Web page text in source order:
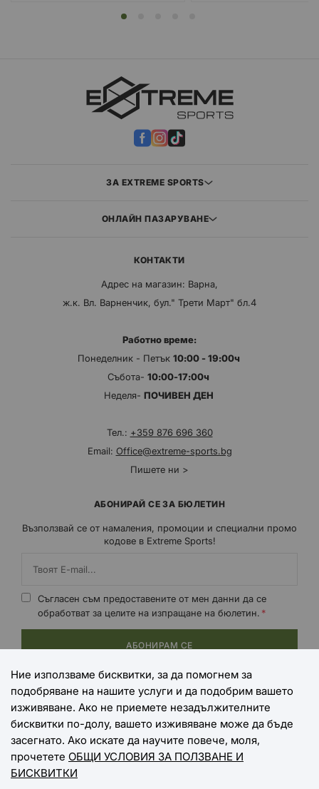
ЗА EXTREME SPORTS
ОНЛАЙН ПАЗАРУВАНЕ
КОНТАКТИ
Адрес на магазин: Варна,
ж.к. Вл. Варненчик, бул." Трети Март" бл.4
Работно време:
Понеделник - Петък 10:00 - 19:00ч
Събота- 10:00-17:00ч
Неделя- ПОЧИВЕН ДЕН
Тел.: +359 876 696 360
Email: Office@extreme-sports.bg
Пишете ни >
АБОНИРАЙ СЕ ЗА БЮЛЕТИН
Възползвай се от намаления, промоции и специални промо
кодове в Extreme Sports!
Съгласен съм предоставените от мен данни да се
обработват за целите на изпращане на бюлетин.
АБОНИРАМ СЕ
НАЧИНИ НА ПЛАЩАНЕ
НАЧИНИ НА ДОСТАВКА
Ние използваме бисквитки, за да помогнем за
подобряване на нашите услуги и да подобрим вашето
изживяване. Ако не приемете незадължителните
бисквитки по-долу, вашето изживяване може да бъде
засегнато. Ако искате да научите повече, моля,
прочетете ОБЩИ УСЛОВИЯ ЗА ПОЛЗВАНЕ И
БИСКВИТКИ